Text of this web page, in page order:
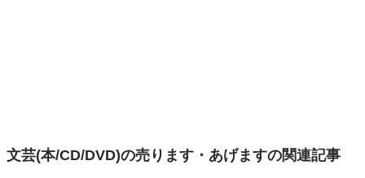
文芸(本/CD/DVD)の売ります・あげますの関連記事